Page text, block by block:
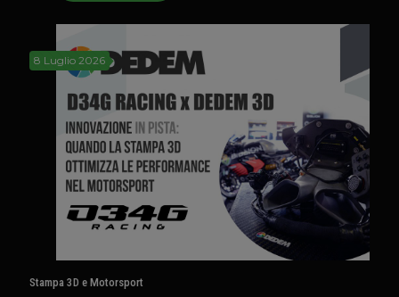
8 Luglio 2026
Stampa 3D e Motorsport